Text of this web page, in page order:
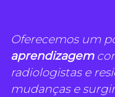
Oferecemos um
aprendizagem
radiologistas e
mudanças e